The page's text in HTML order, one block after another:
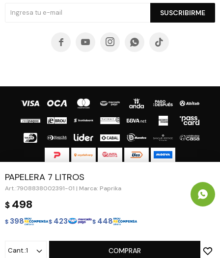
PAPELERA 7 LITROS
7908838002391-01 | Marca: Paprika
$ 498
$ 398 $ 423 $ 448
1 COMPRAR
SUSCRIBIRME
    
© Copyright 2026 / Guapa - Paprika